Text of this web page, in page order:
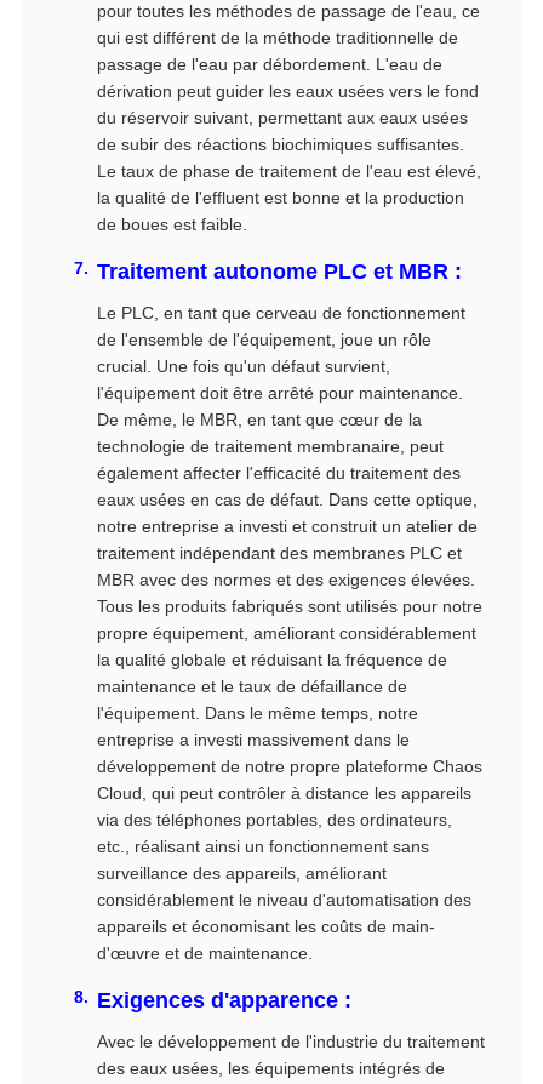
pour toutes les méthodes de passage de l'eau, ce
qui est différent de la méthode traditionnelle de
passage de l'eau par débordement. L'eau de
dérivation peut guider les eaux usées vers le fond
du réservoir suivant, permettant aux eaux usées
de subir des réactions biochimiques suffisantes.
Le taux de phase de traitement de l'eau est élevé,
la qualité de l'effluent est bonne et la production
de boues est faible.
Traitement autonome PLC et MBR :
Le PLC, en tant que cerveau de fonctionnement
de l'ensemble de l'équipement, joue un rôle
crucial. Une fois qu'un défaut survient,
l'équipement doit être arrêté pour maintenance.
De même, le MBR, en tant que cœur de la
technologie de traitement membranaire, peut
également affecter l'efficacité du traitement des
eaux usées en cas de défaut. Dans cette optique,
notre entreprise a investi et construit un atelier de
traitement indépendant des membranes PLC et
MBR avec des normes et des exigences élevées.
Tous les produits fabriqués sont utilisés pour notre
propre équipement, améliorant considérablement
la qualité globale et réduisant la fréquence de
maintenance et le taux de défaillance de
l'équipement. Dans le même temps, notre
entreprise a investi massivement dans le
développement de notre propre plateforme Chaos
Cloud, qui peut contrôler à distance les appareils
via des téléphones portables, des ordinateurs,
etc., réalisant ainsi un fonctionnement sans
surveillance des appareils, améliorant
considérablement le niveau d'automatisation des
appareils et économisant les coûts de main-
d'œuvre et de maintenance.
Exigences d'apparence :
Avec le développement de l'industrie du traitement
des eaux usées, les équipements intégrés de